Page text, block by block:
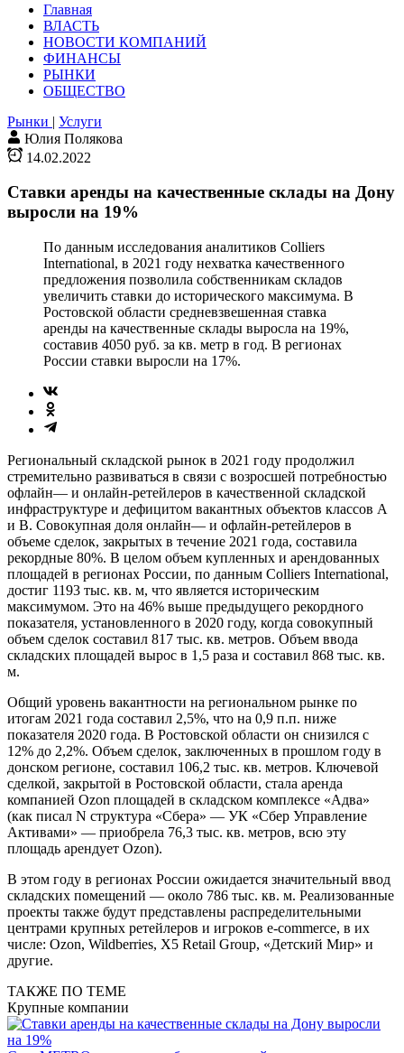
Главная
ВЛАСТЬ
НОВОСТИ КОМПАНИЙ
ФИНАНСЫ
РЫНКИ
ОБЩЕСТВО
Рынки | Услуги
Юлия Полякова
14.02.2022
Ставки аренды на качественные склады на Дону
выросли на 19%
По данным исследования аналитиков Colliers
International, в 2021 году нехватка качественного
предложения позволила собственникам складов
увеличить ставки до исторического максимума. В
Ростовской области средневзвешенная ставка
аренды на качественные склады выросла на 19%,
составив 4050 руб. за кв. метр в год. В регионах
России ставки выросли на 17%.
Региональный складской рынок в 2021 году продолжил
стремительно развиваться в связи с возросшей потребностью
офлайн— и онлайн-ретейлеров в качественной складской
инфраструктуре и дефицитом вакантных объектов классов A
и B. Совокупная доля онлайн— и офлайн-ретейлеров в
объеме сделок, закрытых в течение 2021 года, составила
рекордные 80%. В целом объем купленных и арендованных
площадей в регионах России, по данным Colliers International,
достиг 1193 тыс. кв. м, что является историческим
максимумом. Это на 46% выше предыдущего рекордного
показателя, установленного в 2020 году, когда совокупный
объем сделок составил 817 тыс. кв. метров. Объем ввода
складских площадей вырос в 1,5 раза и составил 868 тыс. кв.
м.
Общий уровень вакантности на региональном рынке по
итогам 2021 года составил 2,5%, что на 0,9 п.п. ниже
показателя 2020 года. В Ростовской области он снизился с
12% до 2,2%. Объем сделок, заключенных в прошлом году в
донском регионе, составил 106,2 тыс. кв. метров. Ключевой
сделкой, закрытой в Ростовской области, стала аренда
компанией Ozon площадей в складском комплексе «Адва»
(как писал N структура «Сбера» — УК «Сбер Управление
Активами» — приобрела 76,3 тыс. кв. метров, всю эту
площадь арендует Ozon).
В этом году в регионах России ожидается значительный ввод
складских помещений — около 786 тыс. кв. м. Реализованные
проекты также будут представлены распределительными
центрами крупных ретейлеров и игроков e-commerce, в их
числе: Ozon, Wildberries, X5 Retail Group, «Детский Мир» и
другие.
ТАКЖЕ ПО ТЕМЕ
Крупные компании